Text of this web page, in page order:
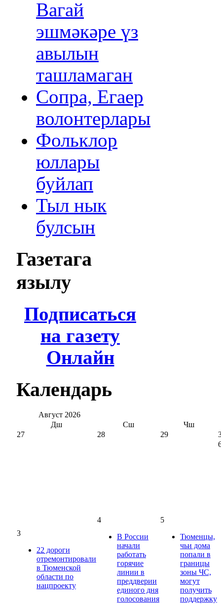
Вагай
эшмәкәре үз
авылын
ташламаган
Сопра, Егаер
волонтерлары
Фольклор
юллары
буйлап
Тыл нык
булсын
Газетага
язылу
Подписаться
на газету
Онлайн
Календарь
Август 2026
Дш
Сш
Чш
27
28 29
3
22 дороги
отремонтировали
в Тюменской
области по
нацпроекту
4
В России
начали
работать
горячие
линии в
преддверии
единого дня
голосования
5
Тюменцы,
чьи дома
попали в
границы
зоны ЧС,
могут
получить
поддержку